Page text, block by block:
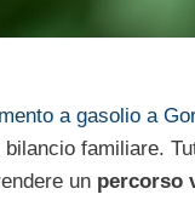
a gasolio a
familiare.
un percorso